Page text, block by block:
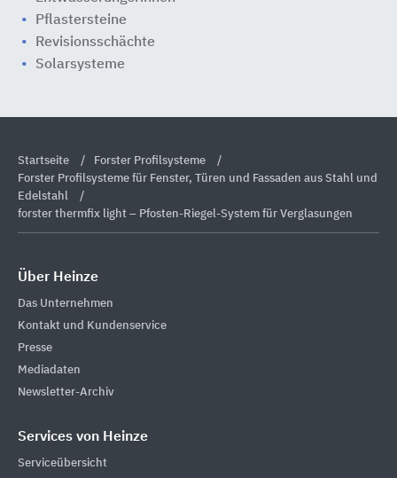
Pflastersteine
Revisionsschächte
Solarsysteme
Startseite
Forster Profilsysteme
Forster Profilsysteme für Fenster, Türen und Fassaden aus Stahl und
Edelstahl
forster thermfix light – Pfosten-Riegel-System für Verglasungen
Über Heinze
Das Unternehmen
Kontakt und Kundenservice
Presse
Mediadaten
Newsletter-Archiv
Services von Heinze
Serviceübersicht